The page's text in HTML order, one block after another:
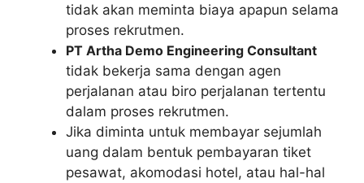
tidak akan meminta biaya apapun selama
proses rekrutmen.
PT Artha Demo Engineering Consultant
tidak bekerja sama dengan agen
perjalanan atau biro perjalanan tertentu
dalam proses rekrutmen.
Jika diminta untuk membayar sejumlah
uang dalam bentuk pembayaran tiket
pesawat, akomodasi hotel, atau hal-hal